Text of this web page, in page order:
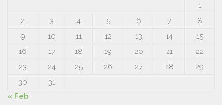
1
2
3 4 5 6 7
8
9
10 11 12 13 14
15
16
17 18 19 20 21
22
23
24 25 26 27 28
29
30
31
« Feb